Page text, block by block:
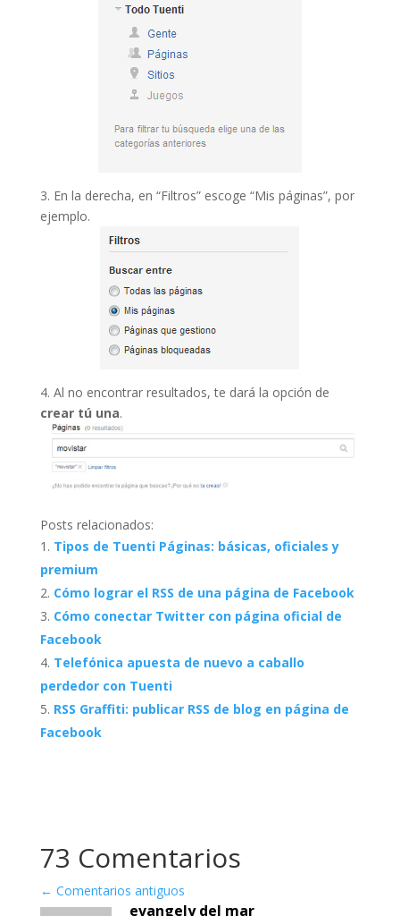
3. En la derecha, en “Filtros” escoge “Mis páginas”, por
ejemplo.
4. Al no encontrar resultados, te dará la opción de
crear tú una.
Posts relacionados:
Tipos de Tuenti Páginas: básicas, oficiales y
premium
Cómo lograr el RSS de una página de Facebook
Cómo conectar Twitter con página oficial de
Facebook
Telefónica apuesta de nuevo a caballo
perdedor con Tuenti
RSS Graffiti: publicar RSS de blog en página de
Facebook
73 Comentarios
← Comentarios antiguos
evangely del mar